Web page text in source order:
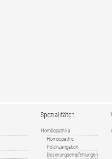
Spezialitäten
Homöopathika
Homöopathie
Potenzangaben
Dosierungsempfehlungen